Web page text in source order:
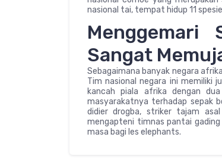
nasional tai, tempat hidup 11
Menggemari
Sangat
Sebagaimana banyak negara
Tim nasional negara ini memiliki
kancah piala afrika dengan
masyarakatnya terhadap sepak
didier drogba, striker tajam
mengapteni timnas pantai
masa bagi les elephants.